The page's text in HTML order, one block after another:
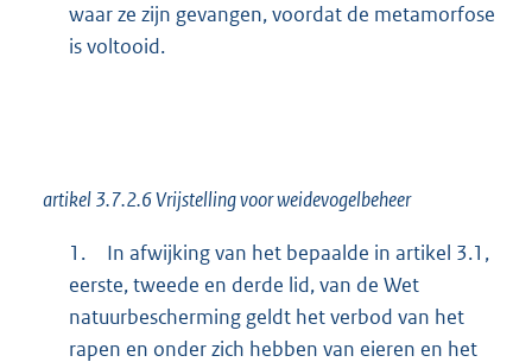
waar ze zijn gevangen, voordat de metamorfose
is voltooid.
artikel 3.7.2.6 Vrijstelling voor weidevogelbeheer
1.
In afwijking van het bepaalde in artikel 3.1,
eerste, tweede en derde lid, van de Wet
natuurbescherming geldt het verbod van het
rapen en onder zich hebben van eieren en het